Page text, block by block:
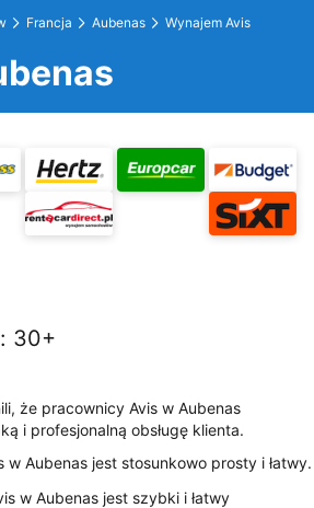
Francja Aubenas Wynajem Avis
: 30+
że pracownicy Avis w Aubenas
i profesjonalną obsługę klienta.
w Aubenas jest stosunkowo prosty i łatwy.
w Aubenas jest szybki i łatwy